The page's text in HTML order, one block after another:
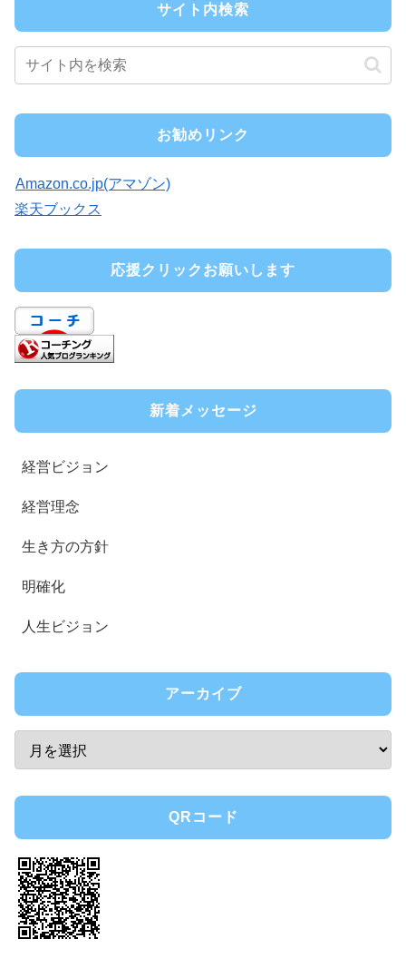
サイト内検索
お勧めリンク
Amazon.co.jp(アマゾン)
楽天ブックス
応援クリックお願いします
新着メッセージ
経営ビジョン
経営理念
生き方の方針
明確化
人生ビジョン
アーカイブ
QRコード